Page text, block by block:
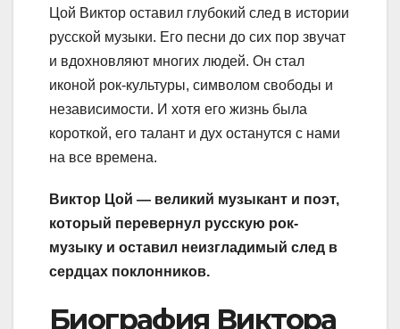
Цой Виктор оставил глубокий след в истории
русской музыки. Его песни до сих пор звучат
и вдохновляют многих людей. Он стал
иконой рок-культуры, символом свободы и
независимости. И хотя его жизнь была
короткой, его талант и дух останутся с нами
на все времена.
Виктор Цой — великий музыкант и поэт,
который перевернул русскую рок-
музыку и оставил неизгладимый след в
сердцах поклонников.
Биография Виктора